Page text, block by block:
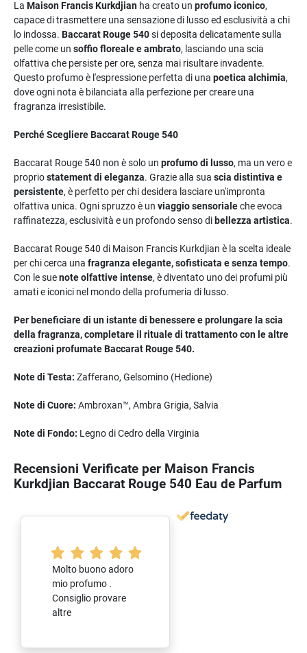
La Maison Francis Kurkdjian ha creato un profumo iconico,
capace di trasmettere una sensazione di lusso ed esclusività a chi
lo indossa. Baccarat Rouge 540si deposita delicatamente sulla
pelle come un soffio floreale e ambrato, lasciando una scia
olfattiva che persiste per ore, senza mai risultare invadente.
Questo profumo è l'espressione perfetta di una poetica alchimia,
dove ogni nota è bilanciata alla perfezione per creare una
fragranza irresistibile.
Perché Scegliere Baccarat Rouge 540
Baccarat Rouge 540 non è solo un profumo di lusso, ma un vero e
propriostatement di eleganza. Grazie alla sua scia distintiva e
persistente, è perfetto per chi desidera lasciare un'impronta
olfattiva unica. Ogni spruzzo è un viaggio sensorialeche evoca
raffinatezza, esclusività e un profondo senso dibellezza artistica.
Baccarat Rouge 540 di Maison Francis Kurkdjian è la scelta ideale
per chi cerca una fragranza elegante, sofisticata e senza tempo.
Con le suenote olfattive intense, è diventato uno dei profumi più
amati e iconici nel mondo della profumeria di lusso.
Per beneficiare di un istante di benessere e prolungare la scia
della fragranza, completare il rituale di trattamento con le altre
creazioni profumate Baccarat Rouge 540.
Note di Testa: Zafferano, Gelsomino (Hedione)
Note di Cuore: Ambroxan™, Ambra Grigia, Salvia
Note di Fondo: Legno di Cedro della Virginia
Recensioni Verificate per Maison Francis
Kurkdjian Baccarat Rouge 540 Eau de Parfum
Molto buono adoro
mio profumo .
Consiglio provare
altre